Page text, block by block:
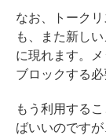
なお、トーク
も、また新し
に現れます。
ブロックする必
もう利用する
ばいいのです